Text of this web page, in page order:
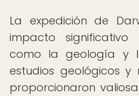
La expedición de
impacto significativo
como la geología y
estudios geológicos y
proporcionaron